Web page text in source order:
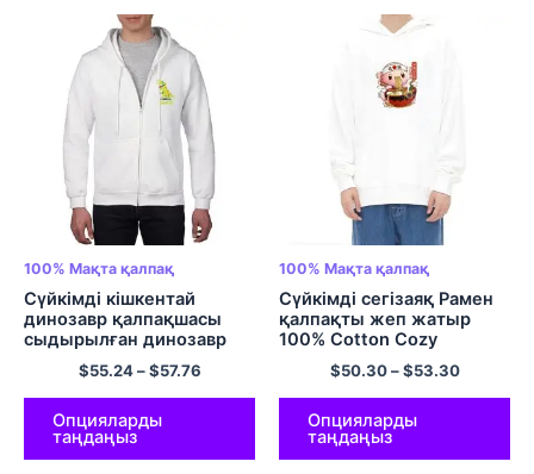
100% Мақта қалпақ
Сүйкімді кішкентай
динозавр қалпақшасы
сыдырылған динозавр
капюшоны бар жемпір
100% Мақтадан жасалған
кездейсоқ және ыңғайлы
ересек динозавр
қалпақшалары Үлкен
өлшемді капюдилер Түрлі
$55.24–$57.76
Опцияларды
таңдаңыз
100% Мақта қалпақ
Сүйкімді сегізаяқ Рамен
қалпақты жеп жатыр
100% Cotton Cozy
Comfort Hoodie Түрлі
$50.30–$53.30
Опцияларды
таңдаңыз